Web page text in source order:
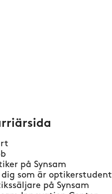
på Synsam
dig som är optikerstudent
på Synsam